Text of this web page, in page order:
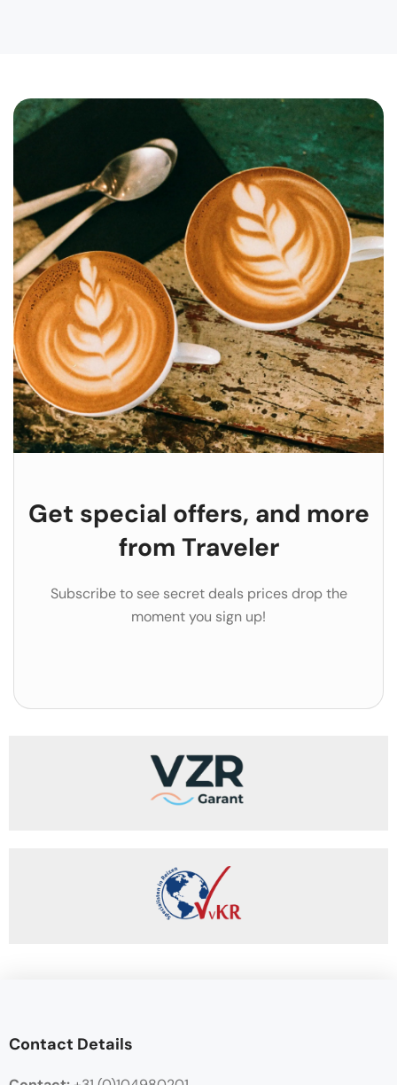
Get special offers, and more
from Traveler
Subscribe to see secret deals prices drop the
moment you sign up!
Contact Details